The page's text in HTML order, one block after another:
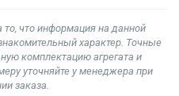
что информация на данной
характер. Точные
комплектацию агрегата и
уточняйте у менеджера при
заказа.